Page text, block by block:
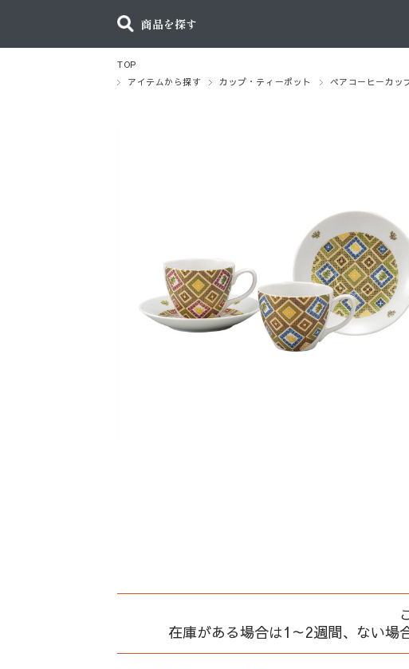
商品を探す
TOP
アイテムから探す
カップ・ティーポット ペアコーヒーカッ
在庫がある場合は1～2週間、ない場